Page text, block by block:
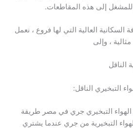
للمشغل إلى هذه المقاطعات.
العالية التي لها فروع ، نعمل
، وإلى
الناقل
التبخيري الناقل:
التبخيري جري في مصر طريقة
التبخيرية من جري عندما يشتري